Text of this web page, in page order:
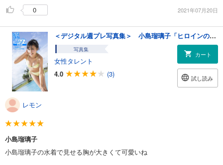
0
2021年07月20日
＜デジタル週プレ写真集＞ 小島瑠璃子「ヒロインの予感」
写真集
女性タレント
4.0
(3)
カート
試し読み
レモン
小島瑠璃子
小島瑠璃子の水着で見せる胸が大きくて可愛いね